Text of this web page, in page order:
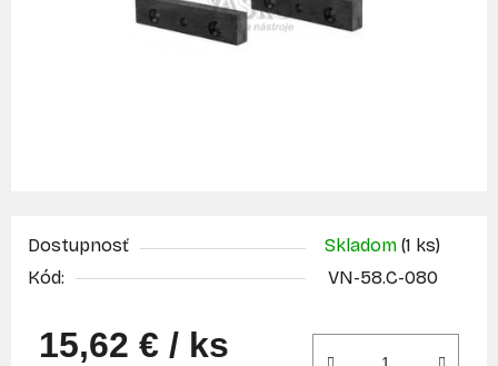
Dostupnosť Skladom (1 ks)
Kód:
VN-58.C-080
15,62 € / ks